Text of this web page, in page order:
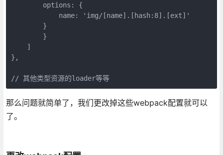
        options: {
            name: 'img/[name].[hash:8].[ext]'
        }
        }
    ]
},
// 其他类型资源的loader等等
那么问题就简单了，我们更改掉这些webpack配置就可以
了。